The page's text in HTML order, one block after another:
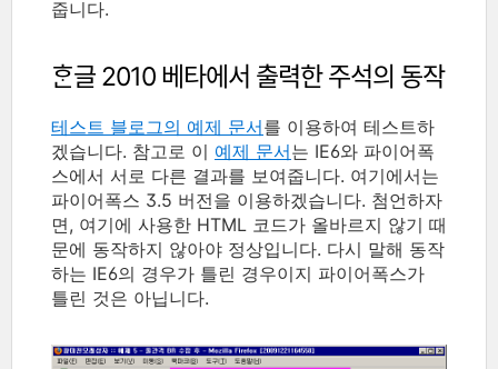
줍니다.
ᄒᆞᆫ글 2010 베타에서 출력한 주석의 동작
테스트 블로그의 예제 문서를 이용하여 테스트하
겠습니다. 참고로 이 예제 문서는 IE6와 파이어폭
스에서 서로 다른 결과를 보여줍니다. 여기에서는
파이어폭스 3.5 버전을 이용하겠습니다. 첨언하자
면, 여기에 사용한 HTML 코드가 올바르지 않기 때
문에 동작하지 않아야 정상입니다. 다시 말해 동작
하는 IE6의 경우가 틀린 경우이지 파이어폭스가
틀린 것은 아닙니다.